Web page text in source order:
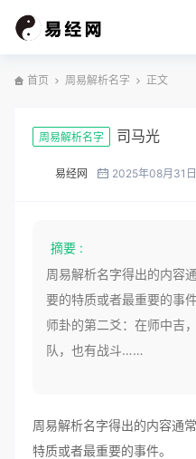
首页 周易解析名字 正文
周易解析名字 司马光
易经网 2025年08月31日
摘要 :
周易解析名字得出的内容
要的特质或者最重要的事
师卦的第二爻：在师中吉
队，也有战斗……
周易解析名字得出的内容通
特质或者最重要的事件。